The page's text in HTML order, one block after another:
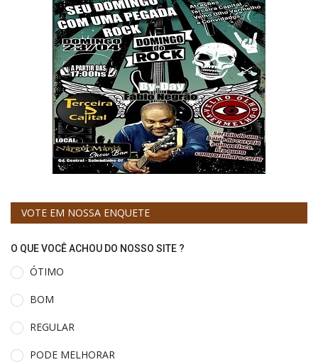
VOTE EM NOSSA ENQUETE
O QUE VOCÊ ACHOU DO NOSSO SITE ?
ÓTIMO
BOM
REGULAR
PODE MELHORAR